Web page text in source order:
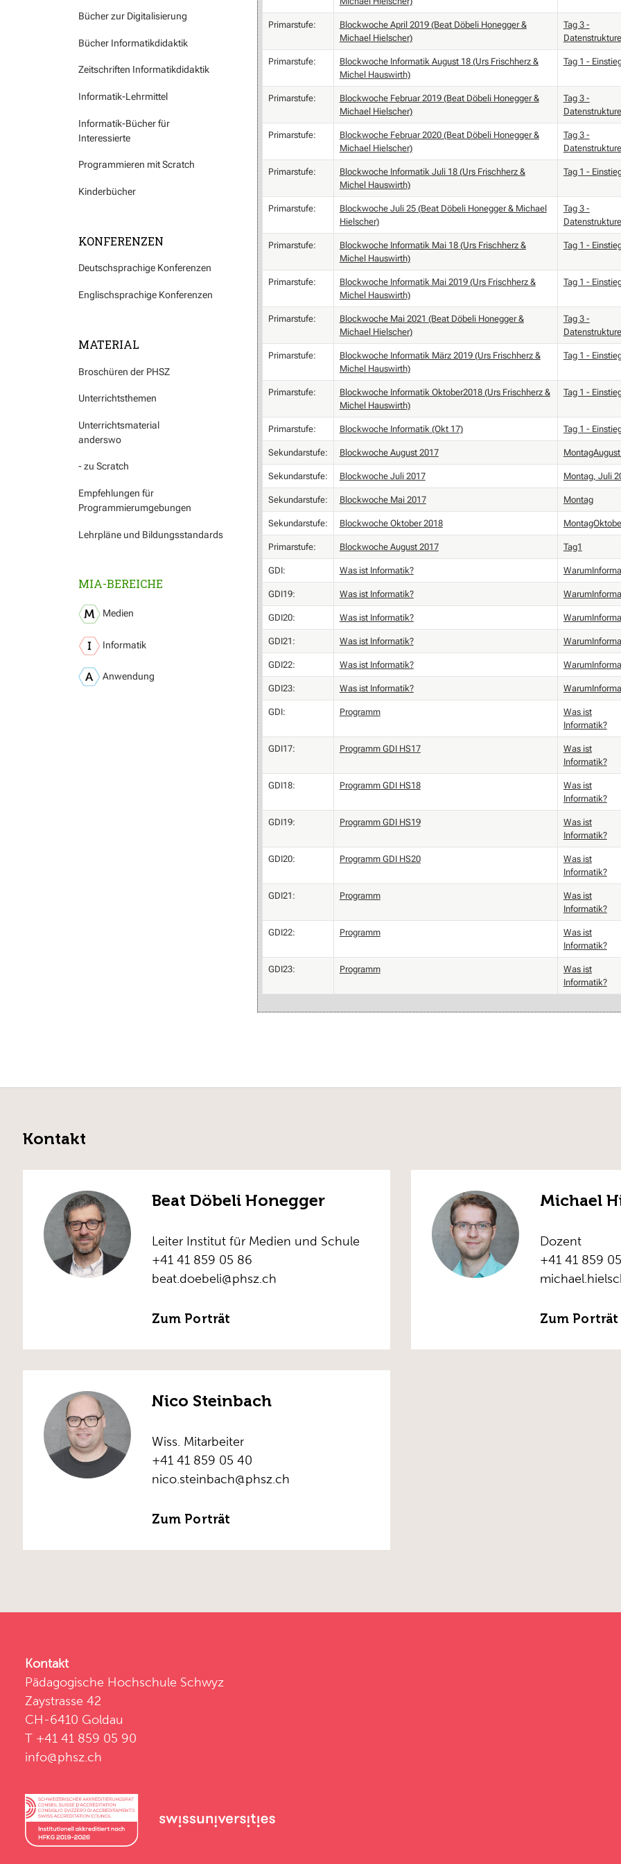
Bücher zur Digitalisierung
Bücher Informatikdidaktik
Zeitschriften Informatikdidaktik
Informatik-Lehrmittel
Informatik-Bücher für
Interessierte
Programmieren mit Scratch
Kinderbücher
KONFERENZEN
Deutschsprachige Konferenzen
Englischsprachige Konferenzen
MATERIAL
Broschüren der PHSZ
Unterrichtsthemen
Unterrichtsmaterial
anderswo
- zu Scratch
Empfehlungen für
Programmierumgebungen
Lehrpläne und Bildungsstandards
MIA-BEREICHE
Medien
Informatik
Anwendung
Primarstufe:
Blockwoche April 2019 (Beat Döbeli Honegger &
Michael Hielscher)
Tag 3 -
Primarstufe:
Blockwoche Informatik August 18 (Urs Frischherz &
Michel Hauswirth)
Tag 1 -
Primarstufe:
Blockwoche Februar 2019 (Beat Döbeli Honegger &
Michael Hielscher)
Tag 3 -
Primarstufe:
Blockwoche Februar 2020 (Beat Döbeli Honegger &
Michael Hielscher)
Tag 3 -
Primarstufe:
Blockwoche Informatik Juli 18 (Urs Frischherz &
Michel Hauswirth)
Tag 1 -
Primarstufe:
Blockwoche Juli 25 (Beat Döbeli Honegger & Michael
Hielscher)
Tag 3 -
Primarstufe:
Blockwoche Informatik Mai 18 (Urs Frischherz &
Michel Hauswirth)
Tag 1 -
Primarstufe:
Blockwoche Informatik Mai 2019 (Urs Frischherz &
Michel Hauswirth)
Tag 1 -
Primarstufe:
Blockwoche Mai 2021 (Beat Döbeli Honegger &
Michael Hielscher)
Tag 3 -
Primarstufe:
Blockwoche Informatik März 2019 (Urs Frischherz &
Michel Hauswirth)
Tag 1 -
Primarstufe:
Blockwoche Informatik Oktober2018 (Urs Frischherz &
Michel Hauswirth)
Tag 1 -
Primarstufe: Blockwoche Informatik (Okt 17) Tag 1 -
Sekundarstufe: Blockwoche August 2017
Sekundarstufe: Blockwoche Juli 2017 Montag, Juli
Sekundarstufe: Blockwoche Mai 2017 Montag
Sekundarstufe: Blockwoche Oktober 2018
Primarstufe: Blockwoche August 2017 Tag1
GDI: Was ist Informatik?
GDI19: Was ist Informatik?
GDI20: Was ist Informatik?
GDI21: Was ist Informatik?
GDI22: Was ist Informatik?
GDI23: Was ist Informatik?
GDI: Programm
Was ist
Informatik?
GDI17: Programm GDI HS17
Was ist
Informatik?
GDI18: Programm GDI HS18
Was ist
Informatik?
GDI19: Programm GDI HS19
Was ist
Informatik?
GDI20: Programm GDI HS20
Was ist
Informatik?
GDI21: Programm
Was ist
Informatik?
GDI22: Programm
Was ist
Informatik?
GDI23: Programm
Was ist
Informatik?
Kontakt
Beat Döbeli Honegger
Leiter Institut für Medien und Schule
+41 41 859 05 86
beat.doebeli@phsz.ch
Zum Porträt
Michael
Dozent
+41 41 859
Zum Porträt
Nico Steinbach
Wiss. Mitarbeiter
+41 41 859 05 40
nico.steinbach@phsz.ch
Zum Porträt
Kontakt
Pädagogische Hochschule Schwyz
Zaystrasse 42
CH-6410 Goldau
T +41 41 859 05 90
info@phsz.ch